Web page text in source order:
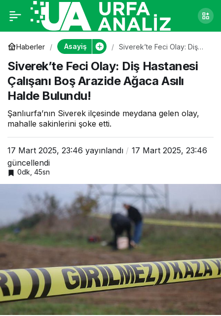
Haberler Asayiş
Siverek’te Feci Olay: Diş
Arazide Ağaca Asılı Halde
Bulundu!
Siverek’te Feci Olay: Diş Hastanesi
Çalışanı Boş Arazide Ağaca Asılı
Halde Bulundu!
Şanlıurfa’nın Siverek ilçesinde meydana gelen olay,
mahalle sakinlerini şoke etti.
17 Mart 2025, 23:46 yayınlandı
17 Mart 2025, 23:46
güncellendi
0dk, 45sn
Siverek’te Feci Olay:
Diş Hastanesi
Çalışanı Boş Arazide
Ağaca Asılı Halde
Bulundu!
0